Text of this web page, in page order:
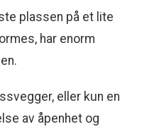
plassen på et lite
har enorm
eller kun en
av åpenhet og